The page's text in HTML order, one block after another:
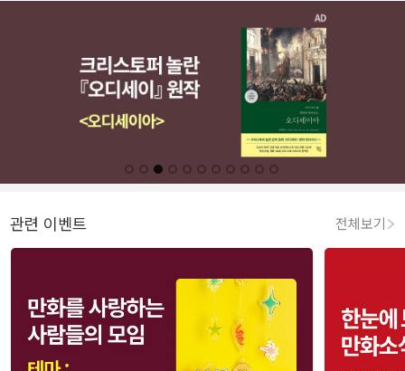
관련 이벤트 전체보기